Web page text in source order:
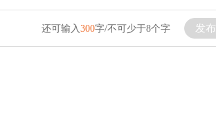
还可输入 300字/不可少于8个字 发